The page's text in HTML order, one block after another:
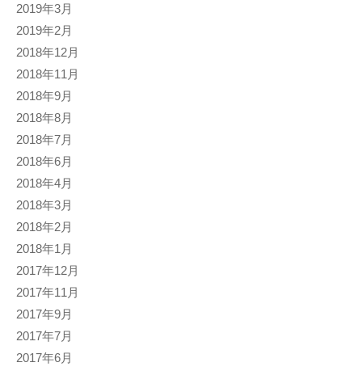
2019年3月
2019年2月
2018年12月
2018年11月
2018年9月
2018年8月
2018年7月
2018年6月
2018年4月
2018年3月
2018年2月
2018年1月
2017年12月
2017年11月
2017年9月
2017年7月
2017年6月